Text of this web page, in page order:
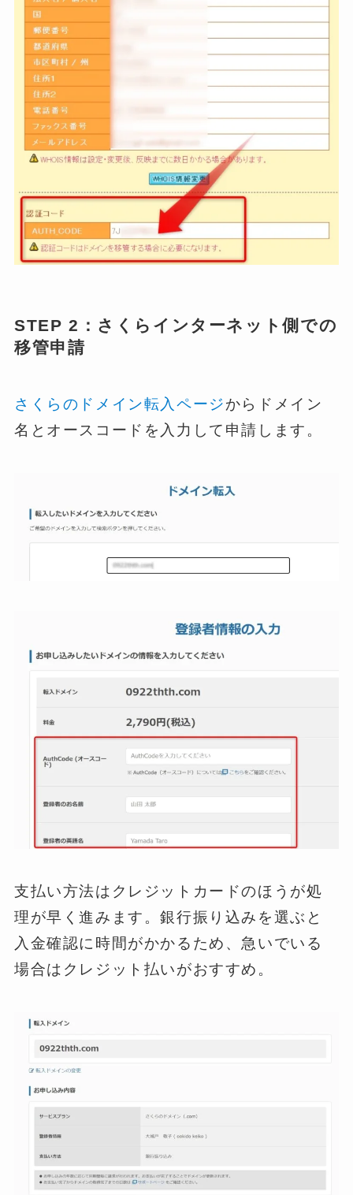
STEP 2：さくらインターネット側での
移管申請
さくらのドメイン転入ページからドメイン
名とオースコードを入力して申請します。
支払い方法はクレジットカードのほうが処
理が早く進みます。銀行振り込みを選ぶと
入金確認に時間がかかるため、急いでいる
場合はクレジット払いがおすすめ。